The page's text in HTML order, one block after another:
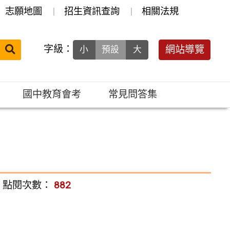
志願地圖 招生資訊查詢 相關法規
送出 字級： 小 預設 大 網站導覽
國中教育會考 常見問答集
點閱次數： 882